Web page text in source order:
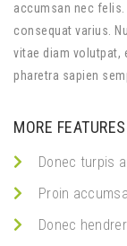
accumsan nec
consequat varius.
vitae diam volutpat,
pharetra sapien
MORE FEATURES
Donec turpis
Proin
Donec